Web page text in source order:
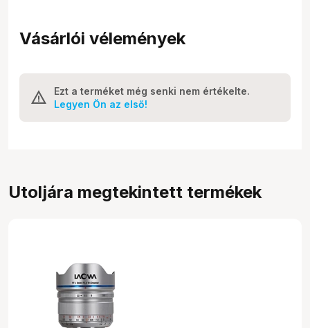
Vásárlói vélemények
Ezt a terméket még senki nem értékelte.
Legyen Ön az első!
Utoljára megtekintett termékek